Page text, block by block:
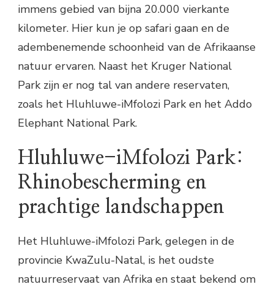
immens gebied van bijna 20.000 vierkante
kilometer. Hier kun je op safari gaan en de
adembenemende schoonheid van de Afrikaanse
natuur ervaren. Naast het Kruger National
Park zijn er nog tal van andere reservaten,
zoals het Hluhluwe-iMfolozi Park en het Addo
Elephant National Park.
Hluhluwe-iMfolozi Park:
Rhinobescherming en
prachtige landschappen
Het Hluhluwe-iMfolozi Park, gelegen in de
provincie KwaZulu-Natal, is het oudste
natuurreservaat van Afrika en staat bekend om